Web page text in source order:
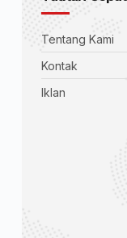
Tentang Kami
Kontak
Iklan